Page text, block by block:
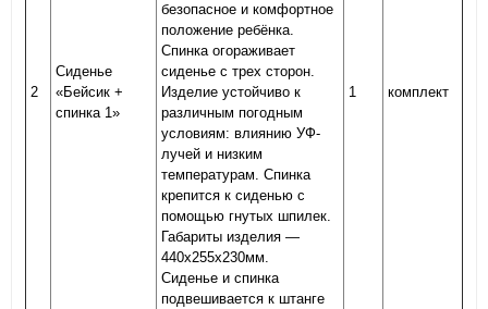
2
Сиденье
«Бейсик +
спинка 1»
безопасное и комфортное
положение ребёнка.
Спинка огораживает
сиденье с трех сторон.
Изделие устойчиво к
различным погодным
условиям: влиянию УФ-
лучей и низким
температурам. Спинка
крепится к сиденью с
помощью гнутых шпилек.
Габариты изделия —
440х255х230мм.
Сиденье и спинка
подвешивается к штанге
1 комплект